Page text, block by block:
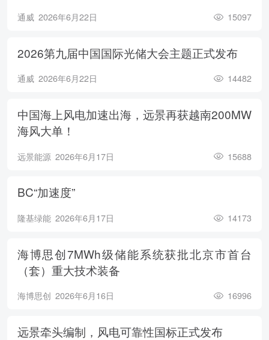
通威 2026年6月22日 15097
2026第九届中国国际光储大会主题正式发布
通威 2026年6月22日 14482
中国海上风电加速出海，远景再获越南200MW
海风大单！
远景能源 2026年6月17日 15688
BC“加速度”
隆基绿能 2026年6月17日 14173
海博思创7MWh级储能系统获批北京市首台
（套）重大技术装备
海博思创 2026年6月16日 16996
远景牵头编制，风电可靠性国标正式发布